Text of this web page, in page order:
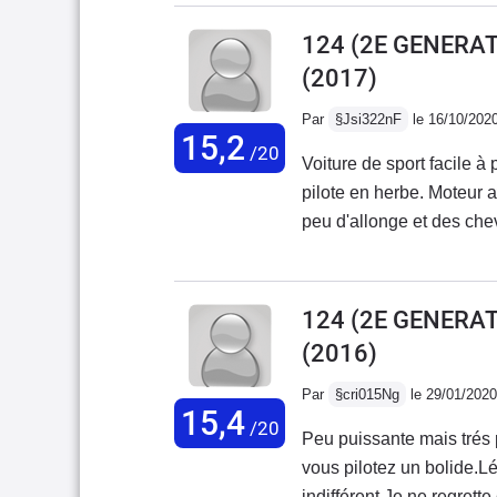
que sur départementale
apprécier les jours de
consommation en
départementale et
10LEn roulant de
pas d’avoir changé pour
15,2 /20
124 (2E
(2017)
Par §Jsi322nF le 16/10/
Voiture de sport facile à
pilote en herbe. Moteur
peu d'allonge et des
agréable.On peut
propulsion. Voiture bien
un peu souple pour
beau bruit à
pour un gain de 20cv et
cylindrées pleines de
faire plaisir sans avoir
15,4/20
124 (2E
(2016)
Par §cri015Ng le 29/01/2020
Peu puissante mais
vous pilotez un